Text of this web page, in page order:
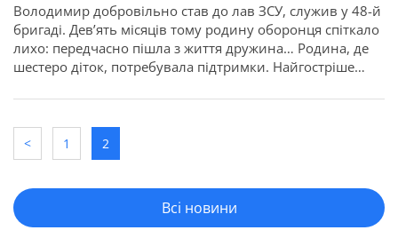
Володимир добровільно став до лав ЗСУ, служив у 48-й
бригаді. Дев’ять місяців тому родину оборонця спіткало
лихо: передчасно пішла з життя дружина… Родина, де
шестеро діток, потребувала підтримки. Найгостріше
Черкаської ОВА Ігор Табурець. “Разом із благодійними
Черкащина” ми подбали про новий дім для […]
< 1 2
Всі новини